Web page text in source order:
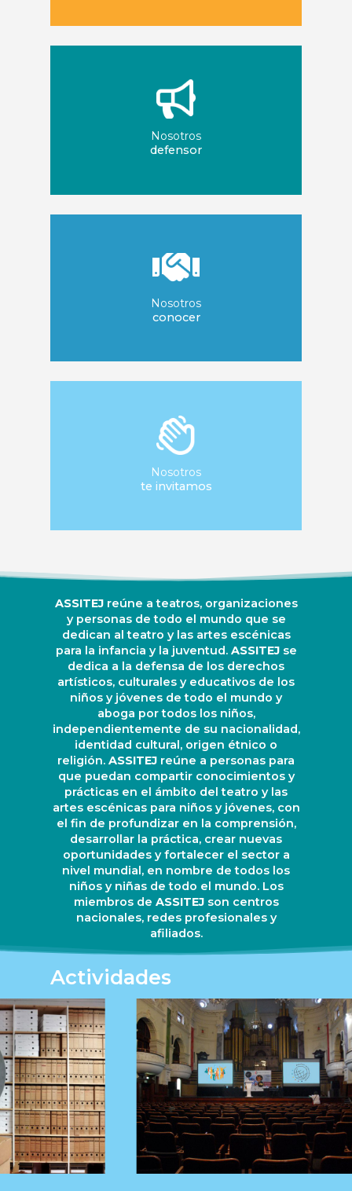
Nosotros
defensor
Nosotros
conocer
Nosotros
te invitamos
ASSITEJ reúne a teatros, organizaciones
y personas de todo el mundo que se
dedican al teatro y las artes escénicas
para la infancia y la juventud. ASSITEJ se
dedica a la defensa de los derechos
artísticos, culturales y educativos de los
niños y jóvenes de todo el mundo y
aboga por todos los niños,
independientemente de su nacionalidad,
identidad cultural, origen étnico o
religión. ASSITEJ reúne a personas para
que puedan compartir conocimientos y
prácticas en el ámbito del teatro y las
artes escénicas para niños y jóvenes, con
el fin de profundizar en la comprensión,
desarrollar la práctica, crear nuevas
oportunidades y fortalecer el sector a
nivel mundial, en nombre de todos los
niños y niñas de todo el mundo. Los
miembros de ASSITEJ son centros
nacionales, redes profesionales y
afiliados.
Actividades